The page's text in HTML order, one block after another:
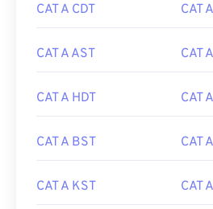
CAT A CDT CAT
CAT A AST CAT
CAT A HDT CAT
CAT A BST CAT
CAT A KST CAT